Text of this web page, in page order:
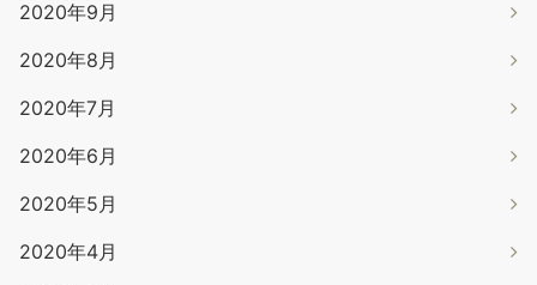
2020年9月
2020年8月
2020年7月
2020年6月
2020年5月
2020年4月